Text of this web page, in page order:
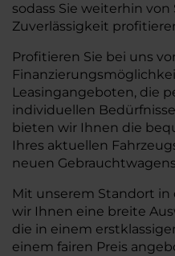
sodass Sie weiterhin
Zuverlässigkeit
Profitieren Sie bei uns
Leasingangeboten, die
individuellen
bieten wir Ihnen die
Ihres aktuellen
neuen
Mit unserem Standort in
wir Ihnen eine breite
die in einem
einem fairen Preis